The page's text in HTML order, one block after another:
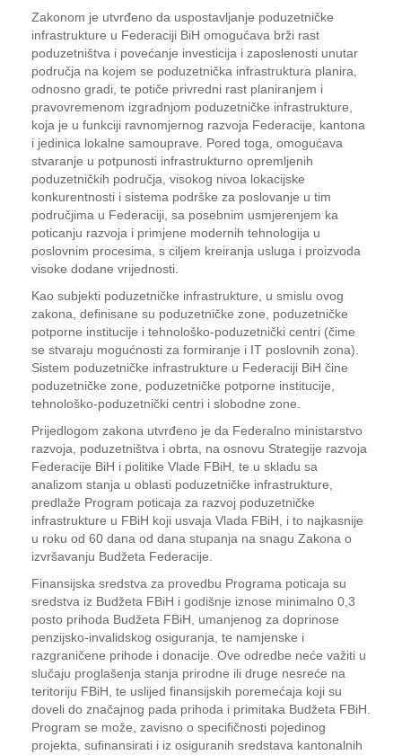
Zakonom je utvrđeno da uspostavljanje poduzetničke
infrastrukture u Federaciji BiH omogućava brži rast
poduzetništva i povećanje investicija i zaposlenosti unutar
područja na kojem se poduzetnička infrastruktura planira,
odnosno gradi, te potiče privredni rast planiranjem i
pravovremenom izgradnjom poduzetničke infrastrukture,
koja je u funkciji ravnomjernog razvoja Federacije, kantona
i jedinica lokalne samouprave. Pored toga, omogućava
stvaranje u potpunosti infrastrukturno opremljenih
poduzetničkih područja, visokog nivoa lokacijske
konkurentnosti i sistema podrške za poslovanje u tim
područjima u Federaciji, sa posebnim usmjerenjem ka
poticanju razvoja i primjene modernih tehnologija u
poslovnim procesima, s ciljem kreiranja usluga i proizvoda
visoke dodane vrijednosti.
Kao subjekti poduzetničke infrastrukture, u smislu ovog
zakona, definisane su poduzetničke zone, poduzetničke
potporne institucije i tehnološko-poduzetnički centri (čime
se stvaraju mogućnosti za formiranje i IT poslovnih zona).
Sistem poduzetničke infrastrukture u Federaciji BiH čine
poduzetničke zone, poduzetničke potporne institucije,
tehnološko-poduzetnički centri i slobodne zone.
Prijedlogom zakona utvrđeno je da Federalno ministarstvo
razvoja, poduzetništva i obrta, na osnovu Strategije razvoja
Federacije BiH i politike Vlade FBiH, te u skladu sa
analizom stanja u oblasti poduzetničke infrastrukture,
predlaže Program poticaja za razvoj poduzetničke
infrastrukture u FBiH koji usvaja Vlada FBiH, i to najkasnije
u roku od 60 dana od dana stupanja na snagu Zakona o
izvršavanju Budžeta Federacije.
Finansijska sredstva za provedbu Programa poticaja su
sredstva iz Budžeta FBiH i godišnje iznose minimalno 0,3
posto prihoda Budžeta FBiH, umanjenog za doprinose
penzijsko-invalidskog osiguranja, te namjenske i
razgraničene prihode i donacije. Ove odredbe neće važiti u
slučaju proglašenja stanja prirodne ili druge nesreće na
teritoriju FBiH, te uslijed finansijskih poremećaja koji su
doveli do značajnog pada prihoda i primitaka Budžeta FBiH.
Program se može, zavisno o specifičnosti pojedinog
projekta, sufinansirati i iz osiguranih sredstava kantonalnih